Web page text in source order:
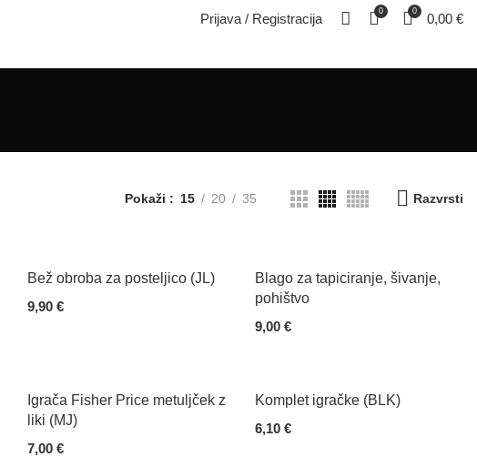
Prijava / Registracija 0 0 0,00 €
Pokaži 15 20 35 Razvrsti
Bež obroba za posteljico (JL)
9,90 €
Blago za tapiciranje, šivanje,
pohištvo
9,00 €
Igrača Fisher Price metuljček z
liki (MJ)
7,00 €
Komplet igračke (BLK)
6,10 €